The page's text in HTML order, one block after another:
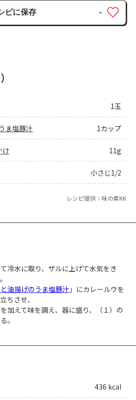
ピに保存
-
1玉
ま塩豚汁 1カップ
け 11g
小さじ1/2
レシピ提供：味の素KK
冷水に取り、ザルに上げて水気をき
油揚げのうま塩豚汁 」にカレールウを
ちさせ、
を加えて味を調え、器に盛り、（１）の
。
436 kcal